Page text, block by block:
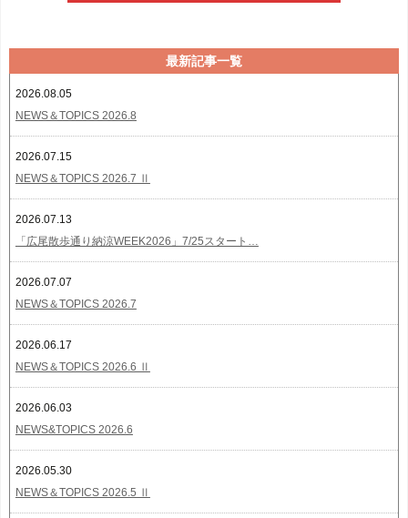
最新記事一覧
2026.08.05
NEWS＆TOPICS 2026.8
2026.07.15
NEWS＆TOPICS 2026.7 Ⅱ
2026.07.13
「広尾散歩通り納涼WEEK2026」7/25スタート…
2026.07.07
NEWS＆TOPICS 2026.7
2026.06.17
NEWS＆TOPICS 2026.6 Ⅱ
2026.06.03
NEWS&TOPICS 2026.6
2026.05.30
NEWS＆TOPICS 2026.5 Ⅱ